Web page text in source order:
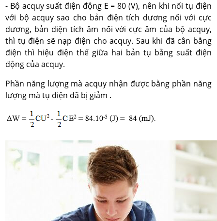
- Bộ acquy suất điện động E = 80 (V), nên khi nối tụ điện
với bộ acquy sao cho bản điện tích dương nối với cực
dương, bản điện tích âm nối với cực âm của bộ acquy,
thì tụ điện sẽ nạp điện cho acquy. Sau khi đã cân bằng
điện thì hiệu điện thế giữa hai bản tụ bằng suất điện
động của acquy.
Phần năng lượng mà acquy nhận được bằng phần năng
lượng mà tụ điện đã bị giảm .